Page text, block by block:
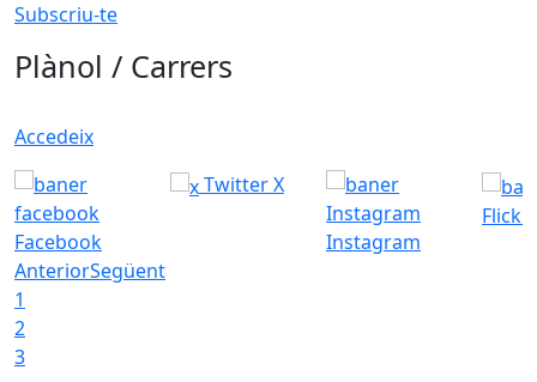
Subscriu-te
Plànol / Carrers
Accedeix
Facebook
Twitter X
Instagram
Flickr
AnteriorSegüent
1
2
3